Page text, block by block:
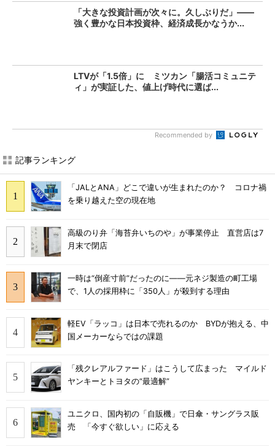
「大きな投資計画が次々に。久しぶりだ」――
強く豊かな日本投資枠、経済成長かなうか...
LTVが「1.5倍」に ミツカン「腸活コミュニテ
ィ」が実証した、値上げ時代に選ば...
Recommended by
記事ランキング
「JALとANA」どこで違いが生まれたのか？ コロナ禍
を乗り越えた空の現在地
高級のり弁「海苔弁いちのや」が事業停止 直営店は7
月末で閉店
一時は“倒産寸前”だったのに――元ネジ製造の町工場
で、1人の採用枠に「350人」が殺到する理由
軽EV「ラッコ」は日本で売れるのか BYDが抱える、中
国メーカーならではの課題
「残クレアルファード」はこうして広まった マイルド
ヤンキーとトヨタの“最適解”
ユニクロ、国内初の「自販機」で日傘・サングラス販
売 「今すぐ欲しい」に応える